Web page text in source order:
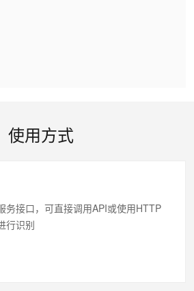
使用方式
务接口，可直接调用API或使用HTTP
行识别